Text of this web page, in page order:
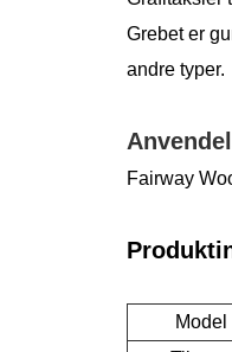
Grebet er
andre typer.
Fairway
Model